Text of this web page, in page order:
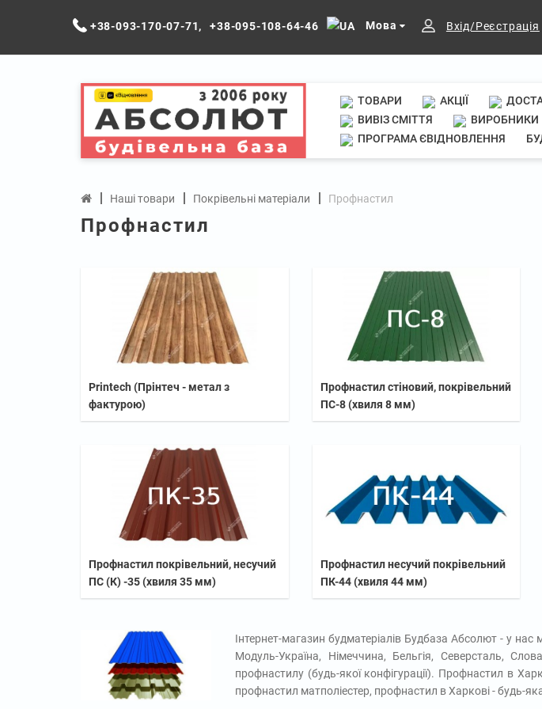
+38-093-170-07-71, +38-095-108-64-46 Мова Вхід/Реєстрація
ТОВАРИ АКЦІЇ
ВИВІЗ СМІТТЯ
ВИРОБНИКИ
ПРОГРАМА ЄВІДНОВЛЕННЯ
Наші товари Покрівельні матеріали Профнастил
Профнастил
Printech (Прінтеч - метал з
фактурою)
Профнастил стіновий, покрівельний
ПС-8 (хвиля 8 мм)
Профнастил покрівельний, несучий
ПС (К) -35 (хвиля 35 мм)
Профнастил несучий покрівельний
ПК-44 (хвиля 44 мм)
Інтернет-магазин будматеріалів Будбаза Абсолют - у
Модуль-Україна, Німеччина, Бельгія, Северсталь,
профнастилу (будь-якої конфігурації). Профнастил в
профнастил матполіестер, профнастил в Харкові - будь-